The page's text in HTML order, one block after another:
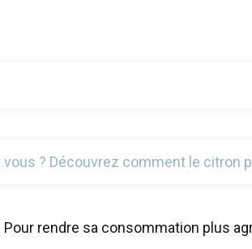
? Découvrez comment le citron
rendre sa consommation plus